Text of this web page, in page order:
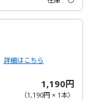
詳細はこちら
1,190円
（1,190円× 1本）